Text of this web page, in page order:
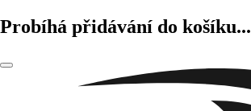
Probíhá přidávání do košíku...